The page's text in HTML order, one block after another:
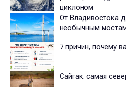
циклоном
От Владивостока
необычным
7 причин, почему
Сайгак: самая